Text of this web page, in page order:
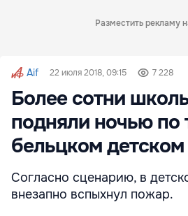
Разместить рекламу
Aif 22 июля 2018, 09:15 7 228
Более сотни
подняли ночью по
бельцком детском
Согласно сценарию, в
внезапно вспыхнул пожар.